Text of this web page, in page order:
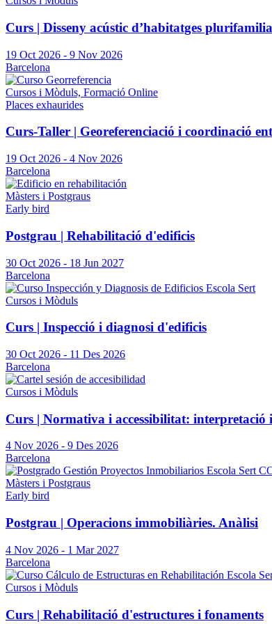
Curs | Disseny acústic d’habitatges
19 Oct 2026 - 9 Nov 2026
Barcelona
Cursos i Mòduls, Formació Online
Places exhaurides
Curs-Taller | Georeferenciació i coordinació
19 Oct 2026 - 4 Nov 2026
Barcelona
Màsters i Postgraus
Early bird
Postgrau | Rehabilitació d'edificis
30 Oct 2026 - 18 Jun 2027
Barcelona
Cursos i Mòduls
Curs | Inspecció i diagnosi d'edificis
30 Oct 2026 - 11 Des 2026
Barcelona
Cursos i Mòduls
Curs | Normativa i accessibilitat: interpretació
4 Nov 2026 - 9 Des 2026
Barcelona
Màsters i Postgraus
Early bird
Postgrau | Operacions immobiliàries. Anàlisi
4 Nov 2026 - 1 Mar 2027
Barcelona
Cursos i Mòduls
Curs | Rehabilitació d'estructures i fonaments